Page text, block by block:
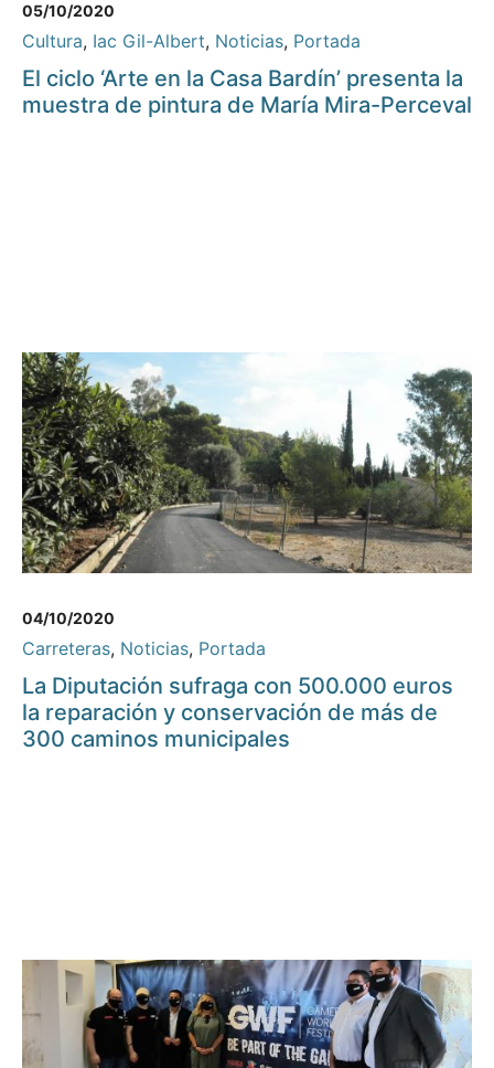
05/10/2020
Cultura, Iac Gil-Albert, Noticias, Portada
El ciclo ‘Arte en la Casa Bardín’ presenta la
muestra de pintura de María Mira-Perceval
04/10/2020
Carreteras, Noticias, Portada
La Diputación sufraga con 500.000 euros
la reparación y conservación de más de
300 caminos municipales